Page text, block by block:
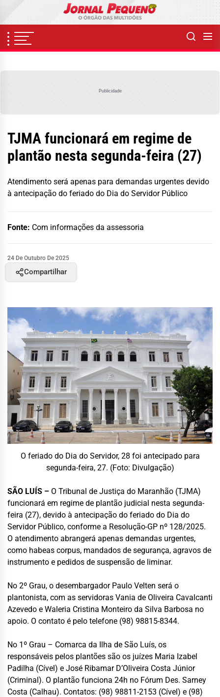
content
Publicidade
TJMA funcionará em regime de
plantão nesta segunda-feira (27)
Atendimento será apenas para demandas urgentes devido
à antecipação do feriado do Dia do Servidor Público
Fonte: Com informações da assessoria
24 De Outubro De 2025
Compartilhar
O feriado do Dia do Servidor, 28 foi antecipado para
segunda-feira, 27. (Foto: Divulgação)
SÃO LUÍS – O Tribunal de Justiça do Maranhão (TJMA)
funcionará em regime de plantão judicial nesta segunda-
feira (27), devido à antecipação do feriado do Dia do
Servidor Público, conforme a Resolução-GP nº 128/2025.
O atendimento abrangerá apenas demandas urgentes,
como habeas corpus, mandados de segurança, agravos de
instrumento e pedidos de suspensão de liminar.
No 2º Grau, o desembargador Paulo Velten será o
plantonista, com as servidoras Vania de Oliveira Cavalcanti
Azevedo e Waleria Cristina Monteiro da Silva Barbosa no
apoio. O contato é pelo telefone (98) 98815-8344.
No 1º Grau – Comarca da Ilha de São Luís, os
responsáveis pelos plantões são os juízes Maria Izabel
Padilha (Cível) e José Ribamar D’Oliveira Costa Júnior
(Criminal). O plantão funciona 24h no Fórum Des. Sarney
Costa (Calhau). Contatos: (98) 98811-2153 (Cível) e (98)